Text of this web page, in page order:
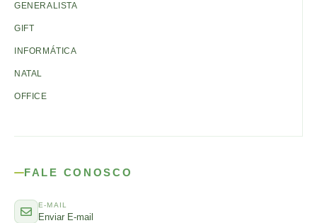
GENERALISTA
GIFT
INFORMÁTICA
NATAL
OFFICE
FALE CONOSCO
E-MAIL
Enviar E-mail